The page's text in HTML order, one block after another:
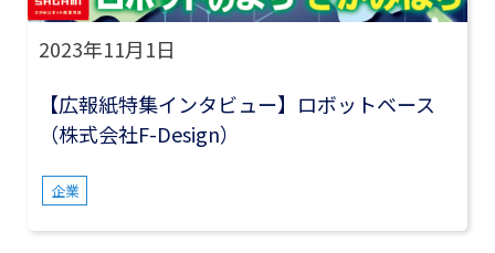
2023年11月1日
【広報紙特集インタビュー】ロボットベース
（株式会社F-Design）
企業